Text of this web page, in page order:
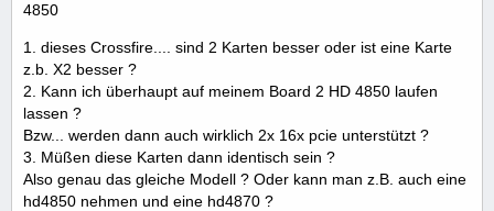
4850
1. dieses Crossfire.... sind 2 Karten besser oder ist eine Karte
z.b. X2 besser ?
2. Kann ich überhaupt auf meinem Board 2 HD 4850 laufen
lassen ?
Bzw... werden dann auch wirklich 2x 16x pcie unterstützt ?
3. Müßen diese Karten dann identisch sein ?
Also genau das gleiche Modell ? Oder kann man z.B. auch eine
hd4850 nehmen und eine hd4870 ?